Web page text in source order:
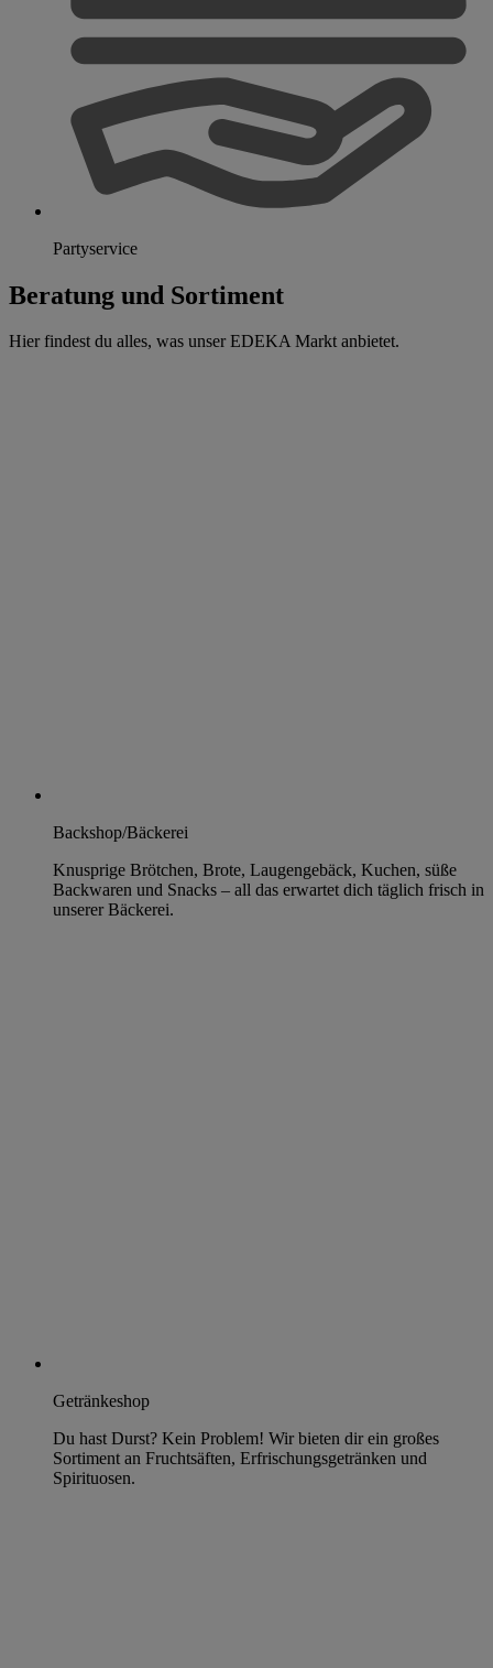
Partyservice
Beratung und Sortiment
Hier findest du alles, was unser EDEKA Markt anbietet.
Backshop/Bäckerei
Knusprige Brötchen, Brote, Laugengebäck, Kuchen, süße
Backwaren und Snacks – all das erwartet dich täglich frisch in
unserer Bäckerei.
Getränkeshop
Du hast Durst? Kein Problem! Wir bieten dir ein großes
Sortiment an Fruchtsäften, Erfrischungsgetränken und
Spirituosen.